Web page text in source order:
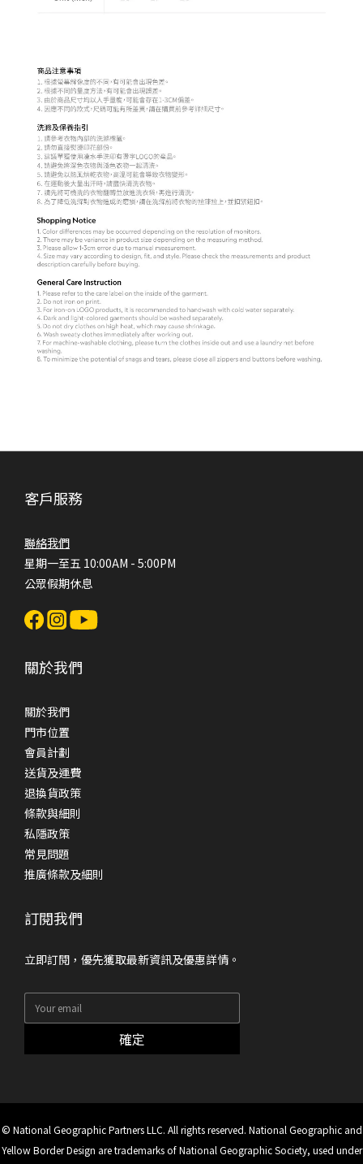
客戶服務
聯絡我們
星期一至五 10:00AM - 5:00PM
公眾假期休息
關於我們
關於我們
門市位置
會員計劃
送貨及運費
退換貨政策
條款與細則
私隱政策
常見問題
推廣條款及細則
訂閱我們
立即訂閱，優先獲取最新資訊及優惠詳情。
確定
© National Geographic Partners LLC. All rights reserved. National Geographic and
Yellow Border Design are trademarks of National Geographic Society, used under